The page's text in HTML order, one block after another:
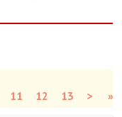
11 12 13 > »